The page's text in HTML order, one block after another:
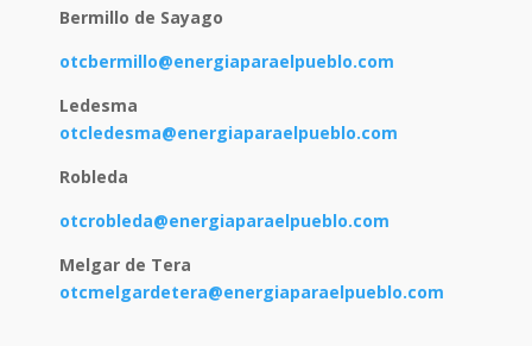
Bermillo de Sayago
otcbermillo@energiaparaelpueblo.com
Ledesma
otcledesma@energiaparaelpueblo.com
Robleda
otcrobleda@energiaparaelpueblo.com
Melgar de Tera
otcmelgardetera@energiaparaelpueblo.com